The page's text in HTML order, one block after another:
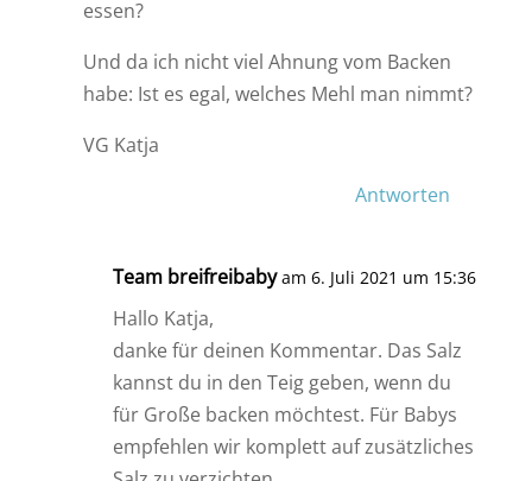
essen?
Und da ich nicht viel Ahnung vom Backen
habe: Ist es egal, welches Mehl man nimmt?
VG Katja
Antworten
Team breifreibaby am 6. Juli 2021 um 15:36
Hallo Katja,
danke für deinen Kommentar. Das Salz
kannst du in den Teig geben, wenn du
für Große backen möchtest. Für Babys
empfehlen wir komplett auf zusätzliches